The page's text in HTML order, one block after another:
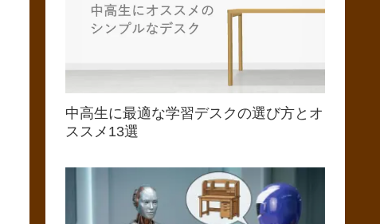
中高生に最適な学習デスクの選び方とオ
ススメ13選